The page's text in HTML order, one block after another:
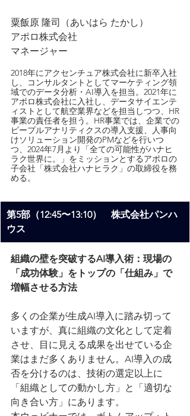
粟飯原 隆司（あいはら たかし）
アポロ株式会社
マネージャー
2018年にアクセンチュア株式会社に新卒入社
し、コンサルタントとしてマーケティング領
域でのデータ分析・AI導入を担当。2021年に
アポロ株式会社に入社し、データサイエンテ
ィストとして航空業界などを担当しつつ、HR
事業の責任者を担う。HR事業では、企業での
ピープルアナリティクスの導入支援、人事向
けソリューション開発のPMなどを行いつ
つ、2024年7月より「全ての可能性がハナヒ
ラク世界に。」をミッションとするアポロの
子会社「株式会社ハナヒラク」の取締役を務
める。
第5部（12:45〜13:10）　株式会社パンハ
ウス
組織の壁を突破するAI導入術：現場の
「成功体験」をトップの「仕組み」で
増幅させる方法
多くの企業が生成AI導入に踏み切って
いますが、真に組織の文化として定着
させ、目に見える成果を出せている企
業はまだ多くありません。AI導入の成
否を分けるのは、技術の選定以上に
「組織としての動かし方」と「適切な
向き合い方」にあります。